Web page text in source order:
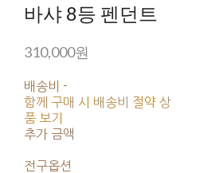
바샤 8등 펜던트
310,000원
배송비 -
함께 구매 시 배송비 절약 상
품 보기
추가 금액
전구옵션